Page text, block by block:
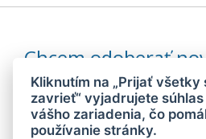
Chcem odoberať
Odoslaním súhlasím sospracovaním
Kliknutím na „Prijať všetky
zavrieť“ vyjadrujete
vášho zariadenia, čo
používanie stránky.